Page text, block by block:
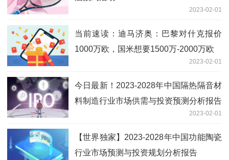
2023-02-01
当前速读：迪马济奥：巴黎对什克报价
1000万欧，国米想要1500万-2000万欧
2023-02-01
今日最新！2023-2028年中国隔热隔音材
料制造行业市场供需与投资预测分析报告
2023-02-01
【世界独家】2023-2028年中国功能陶瓷
行业市场预测与投资规划分析报告